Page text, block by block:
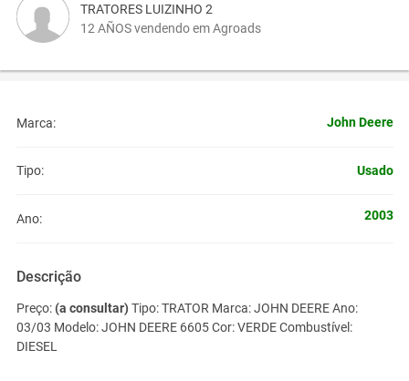
TRATORES LUIZINHO 2
12 AÑOS vendendo em Agroads
Marca: John Deere
Tipo: Usado
Ano: 2003
Descrição
Preço:(a consultar)Tipo:TRATORMarca:JOHN DEEREAno:
03/03 Modelo:JOHN DEERE 6605Cor:VERDECombustível:
DIESEL